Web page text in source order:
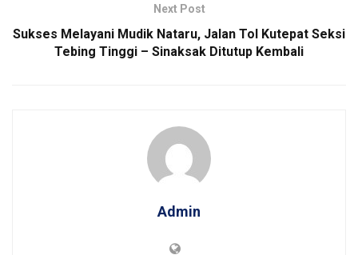
Next Post
Sukses Melayani Mudik Nataru, Jalan Tol Kutepat Seksi
Tebing Tinggi – Sinaksak Ditutup Kembali
Admin